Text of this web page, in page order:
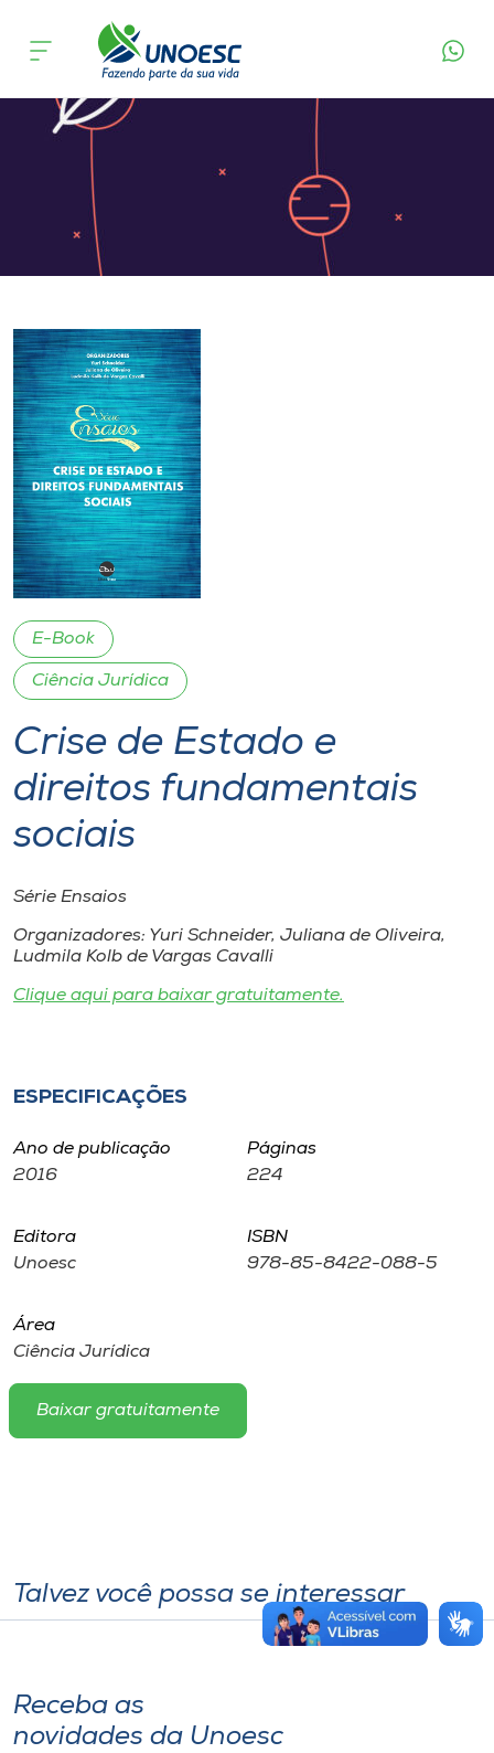
Cursos
Onde estamos
Atendimento ao Estudante
A
Unoesc
Internacionalização
I.nova
Cultura
CPA
Biblioteca
Rádio
Museu
Store
A+
E-Book
Ciência Jurídica
Crise de Estado e
direitos fundamentais
sociais
Série Ensaios
Organizadores: Yuri Schneider, Juliana de Oliveira,
Ludmila Kolb de Vargas Cavalli
Clique aqui para baixar gratuitamente.
ESPECIFICAÇÕES
Ano de publicação
2016
Páginas
224
Editora
Unoesc
ISBN
978-85-8422-088-5
Área
Ciência Jurídica
Baixar gratuitamente
Talvez você possa se interessar
Receba as
novidades da Unoesc